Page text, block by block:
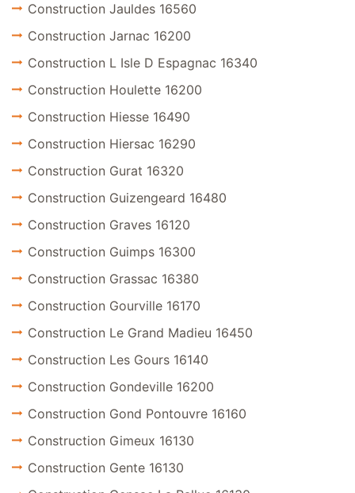
Construction Jauldes 16560
Construction Jarnac 16200
Construction L Isle D Espagnac 16340
Construction Houlette 16200
Construction Hiesse 16490
Construction Hiersac 16290
Construction Gurat 16320
Construction Guizengeard 16480
Construction Graves 16120
Construction Guimps 16300
Construction Grassac 16380
Construction Gourville 16170
Construction Le Grand Madieu 16450
Construction Les Gours 16140
Construction Gondeville 16200
Construction Gond Pontouvre 16160
Construction Gimeux 16130
Construction Gente 16130